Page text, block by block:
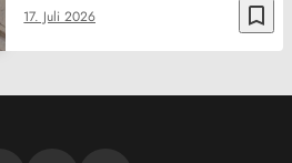
bookmark_border
17. Juli 2026